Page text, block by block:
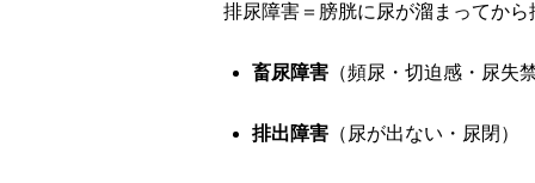
排尿障害＝膀胱に尿が溜まってか
畜尿障害 （頻尿・切迫感・尿失
排出障害 （尿が出ない・尿閉）